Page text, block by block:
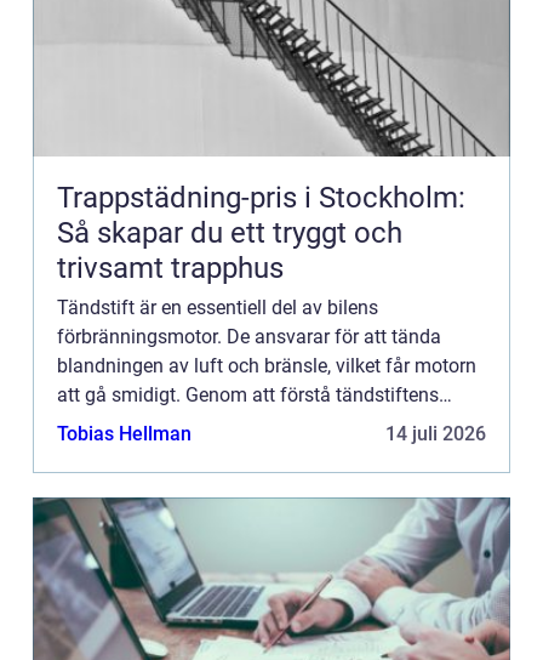
Trappstädning-pris i Stockholm:
Så skapar du ett tryggt och
trivsamt trapphus
Tändstift är en essentiell del av bilens
förbränningsmotor. De ansvarar för att tända
blandningen av luft och bränsle, vilket får motorn
att gå smidigt. Genom att förstå tändstiftens
olik...
Tobias Hellman 14 juli 2026